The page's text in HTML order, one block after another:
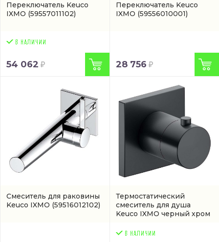
Переключатель Keuco
IXMO (59557011102)
54 062
Переключатель Keuco
IXMO (59556010001)
28 756
Смеситель для раковины
Keuco IXMO (59516012102)
Термостатический
смеситель для душа
Keuco IXMO черный хром